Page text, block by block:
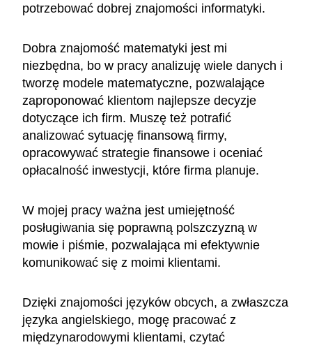
potrzebować dobrej znajomości informatyki.
Dobra znajomość matematyki jest mi
niezbędna, bo w pracy analizuję wiele danych i
tworzę modele matematyczne, pozwalające
zaproponować klientom najlepsze decyzje
dotyczące ich firm. Muszę też potrafić
analizować sytuację finansową firmy,
opracowywać strategie finansowe i oceniać
opłacalność inwestycji, które firma planuje.
W mojej pracy ważna jest umiejętność
posługiwania się poprawną polszczyzną w
mowie i piśmie, pozwalająca mi efektywnie
komunikować się z moimi klientami.
Dzięki znajomości języków obcych, a zwłaszcza
języka angielskiego, mogę pracować z
międzynarodowymi klientami, czytać